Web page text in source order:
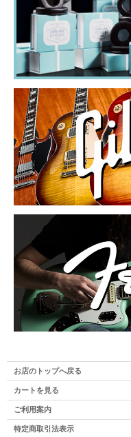
お店のトップへ戻る
カートを見る
ご利用案内
特定商取引法表示